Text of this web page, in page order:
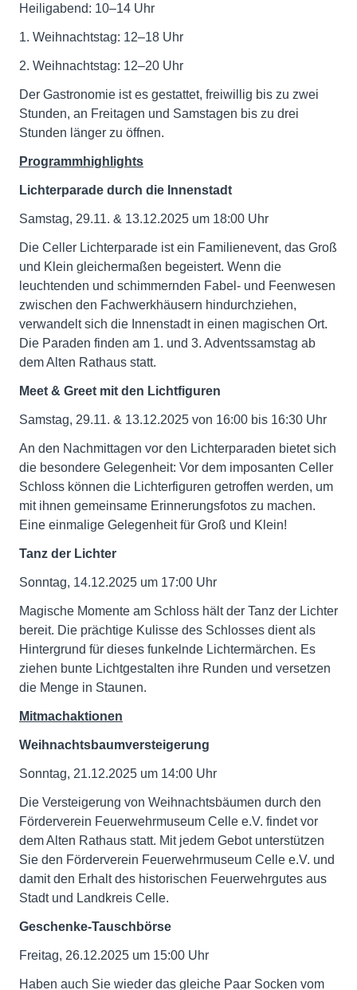
Heiligabend: 10–14 Uhr
1. Weihnachtstag: 12–18 Uhr
2. Weihnachtstag: 12–20 Uhr
Der Gastronomie ist es gestattet, freiwillig bis zu zwei
Stunden, an Freitagen und Samstagen bis zu drei
Stunden länger zu öffnen.
Programmhighlights
Lichterparade durch die Innenstadt
Samstag, 29.11. & 13.12.2025 um 18:00 Uhr
Die Celler Lichterparade ist ein Familienevent, das Groß
und Klein gleichermaßen begeistert. Wenn die
leuchtenden und schimmernden Fabel- und Feenwesen
zwischen den Fachwerkhäusern hindurchziehen,
verwandelt sich die Innenstadt in einen magischen Ort.
Die Paraden finden am 1. und 3. Adventssamstag ab
dem Alten Rathaus statt.
Meet & Greet mit den Lichtfiguren
Samstag, 29.11. & 13.12.2025 von 16:00 bis 16:30 Uhr
An den Nachmittagen vor den Lichterparaden bietet sich
die besondere Gelegenheit: Vor dem imposanten Celler
Schloss können die Lichterfiguren getroffen werden, um
mit ihnen gemeinsame Erinnerungsfotos zu machen.
Eine einmalige Gelegenheit für Groß und Klein!
Tanz der Lichter
Sonntag, 14.12.2025 um 17:00 Uhr
Magische Momente am Schloss hält der Tanz der Lichter
bereit. Die prächtige Kulisse des Schlosses dient als
Hintergrund für dieses funkelnde Lichtermärchen. Es
ziehen bunte Lichtgestalten ihre Runden und versetzen
die Menge in Staunen.
Mitmachaktionen
Weihnachtsbaumversteigerung
Sonntag, 21.12.2025 um 14:00 Uhr
Die Versteigerung von Weihnachtsbäumen durch den
Förderverein Feuerwehrmuseum Celle e.V. findet vor
dem Alten Rathaus statt. Mit jedem Gebot unterstützen
Sie den Förderverein Feuerwehrmuseum Celle e.V. und
damit den Erhalt des historischen Feuerwehrgutes aus
Stadt und Landkreis Celle.
Geschenke-Tauschbörse
Freitag, 26.12.2025 um 15:00 Uhr
Haben auch Sie wieder das gleiche Paar Socken vom